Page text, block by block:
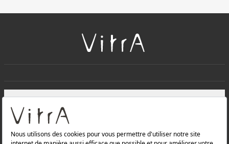
Produits